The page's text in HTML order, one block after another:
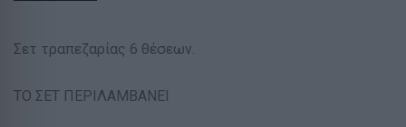
Σετ τραπεζαρίας 6 θέσεων.
ΤΟ ΣΕΤ ΠΕΡΙΛΑΜΒΑΝΕΙ